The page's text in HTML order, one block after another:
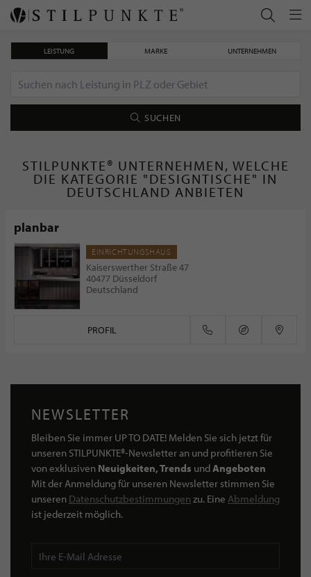
LEISTUNG MARKE UNTERNEHMEN
SUCHEN
STILPUNKTE® UNTERNEHMEN, WELCHE
DIE KATEGORIE "DESIGNTISCHE" IN
DEUTSCHLAND ANBIETEN
planbar
EINRICHTUNGSHAUS
Kaiserswerther Straße 47
40477 Düsseldorf
Deutschland
PROFIL
NEWSLETTER
Bleiben Sie immer UP TO DATE! Melden Sie sich jetzt für
unseren STILPUNKTE®-Newsletter an und profitieren Sie
von exklusiven Neuigkeiten, Trends undAngeboten
Mit der Anmeldung für unseren Newsletter stimmen Sie
unseren Datenschutzbestimmungen zu. Eine Abmeldung
ist jederzeit möglich.